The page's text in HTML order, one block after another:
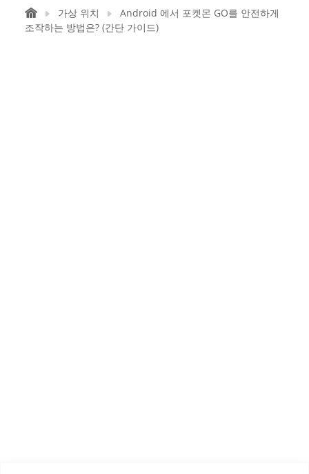
가상 위치
Android 에서 포켓몬 GO를 안전하게
조작하는 방법은? (간단 가이드)